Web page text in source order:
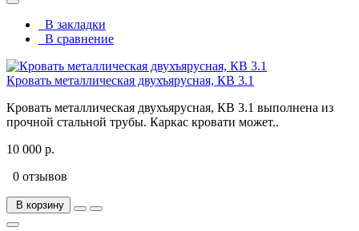
В закладки
В сравнение
Кровать металлическая двухъярусная, КВ 3.1
Кровать металлическая двухъярусная, КВ 3.1 выполнена из
прочной стальной трубы. Каркас кровати может..
10 000 р.
0 отзывов
В корзину